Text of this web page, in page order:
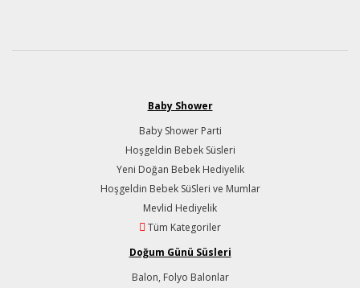
Baby Shower
Baby Shower Parti
Hoşgeldin Bebek Süsleri
Yeni Doğan Bebek Hediyelik
Hoşgeldin Bebek SüSleri ve Mumlar
Mevlid Hediyelik
Tüm Kategoriler
Doğum Günü Süsleri
Balon, Folyo Balonlar